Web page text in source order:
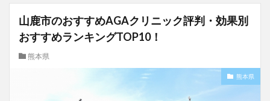
山鹿市のおすすめAGAクリニック評判・効果別
おすすめランキングTOP10！
熊本県
熊本県